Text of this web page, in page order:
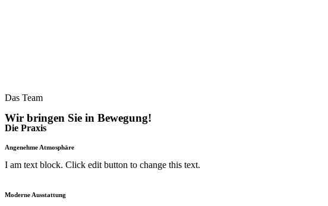
Das Team
Wir bringen Sie in Bewegung!
Die Praxis
Angenehme Atmosphäre
I am text block. Click edit button to change this text.
Moderne Ausstattung